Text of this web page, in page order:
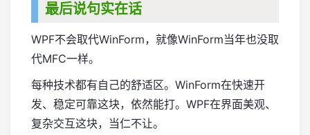
最后说句实在话
WPF不会取代WinForm，就像WinForm当年也没取
代MFC一样。
每种技术都有自己的舒适区。WinForm在快速开
发、稳定可靠这块，依然能打。WPF在界面美观、
复杂交互这块，当仁不让。